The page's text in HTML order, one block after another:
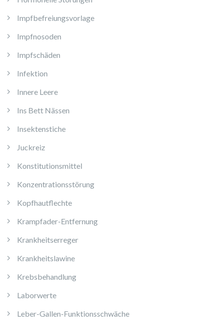
Impfbefreiungsvorlage
Impfnosoden
Impfschäden
Infektion
Innere Leere
Ins Bett Nässen
Insektenstiche
Juckreiz
Konstitutionsmittel
Konzentrationsstörung
Kopfhautflechte
Krampfader-Entfernung
Krankheitserreger
Krankheitslawine
Krebsbehandlung
Laborwerte
Leber-Gallen-Funktionsschwäche